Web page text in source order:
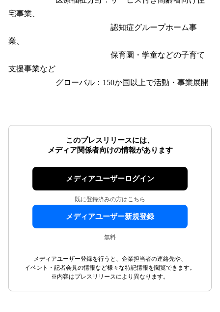
宅事業、
認知症グループホーム事
業、
保育園・学童などの子育て
支援事業など
グローバル：150か国以上で活動・事業展開
このプレスリリースには、
メディア関係者向けの情報があります
メディアユーザーログイン
既に登録済みの方はこちら
メディアユーザー新規登録
無料
メディアユーザー登録を行うと、企業担当者の連絡先や、
イベント・記者会見の情報など様々な特記情報を閲覧できます。
※内容はプレスリリースにより異なります。